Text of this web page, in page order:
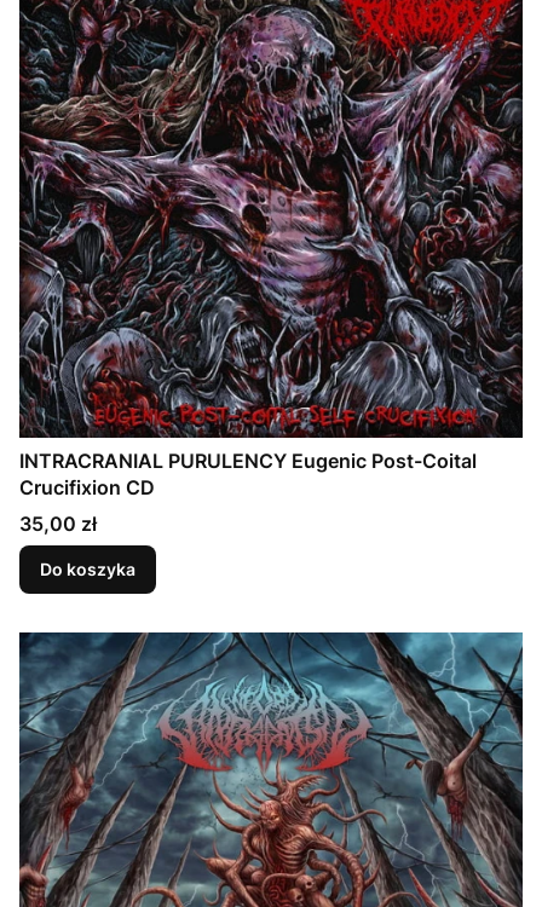
INTRACRANIAL PURULENCY Eugenic Post-Coital
Crucifixion CD
Cena
35,00 zł
Do koszyka